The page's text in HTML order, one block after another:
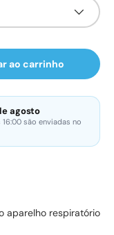
ao carrinho
agosto
são enviadas no
aparelho respiratório